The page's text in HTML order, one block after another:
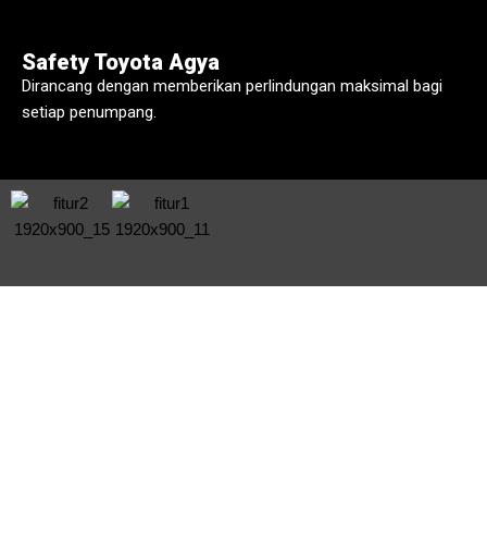
Safety Toyota Agya
Dirancang dengan memberikan perlindungan maksimal bagi
setiap penumpang.